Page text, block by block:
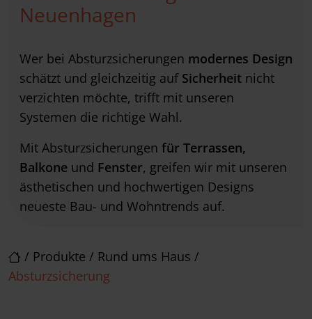
/ Produkte / Rund ums Haus /
Absturzsicherung
Neuenhagen
Wer bei Absturzsicherungen modernes Design
schätzt und gleichzeitig auf Sicherheit nicht
verzichten möchte, trifft mit unseren
Systemen die richtige Wahl.
Mit Absturzsicherungen für Terrassen,
Balkone und Fenster, greifen wir mit unseren
ästhetischen und hochwertigen Designs
neueste Bau- und Wohntrends auf.